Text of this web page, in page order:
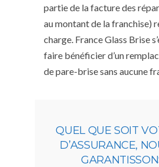
partie de la facture des
au montant de la franchise)
charge. France Glass Brise
faire bénéficier d’un
de pare-brise sans aucune
QUEL QUE SOIT
D’ASSURANCE,